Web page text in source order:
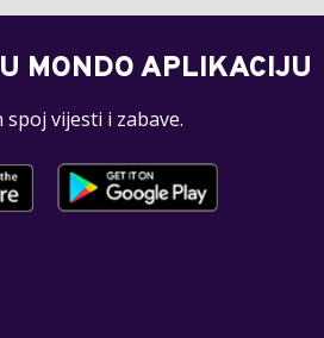
MONDO APLIKACIJU
spoj vijesti i zabave.